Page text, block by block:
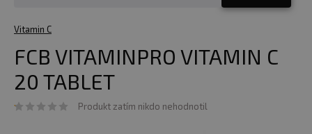
Vitamin C
FCB VITAMINPRO VITAMIN C
20 TABLET
Produkt zatím nikdo nehodnotil